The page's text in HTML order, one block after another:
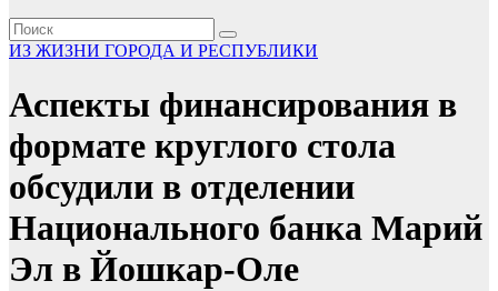
ИЗ ЖИЗНИ ГОРОДА И РЕСПУБЛИКИ
Аспекты финансирования в
формате круглого стола
обсудили в отделении
Национального банка Марий
Эл в Йошкар-Оле